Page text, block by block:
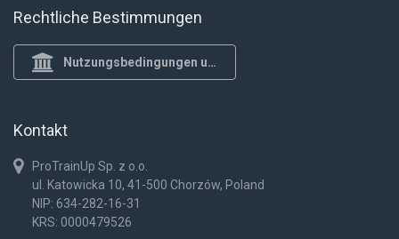
Rechtliche Bestimmungen
Nutzungsbedingungen und Datenschutzrichtlinie
Kontakt
ProTrainUp Sp. z o.o.
ul. Katowicka 10, 41-500 Chorzów, Poland
NIP: 634-282-16-31
KRS: 0000479526